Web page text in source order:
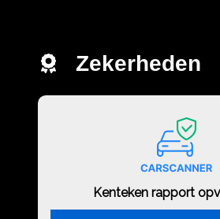
Zekerheden
Kenteken rapport